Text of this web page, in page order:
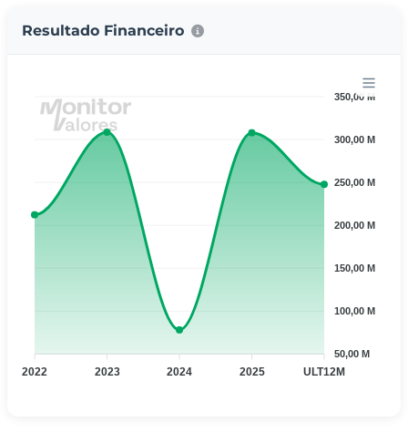
Resultado Financeiro
350,00 M
300,00 M
250,00 M
200,00 M
150,00 M
100,00 M
50,00 M
2022 2023 2024 2025 ULT12M